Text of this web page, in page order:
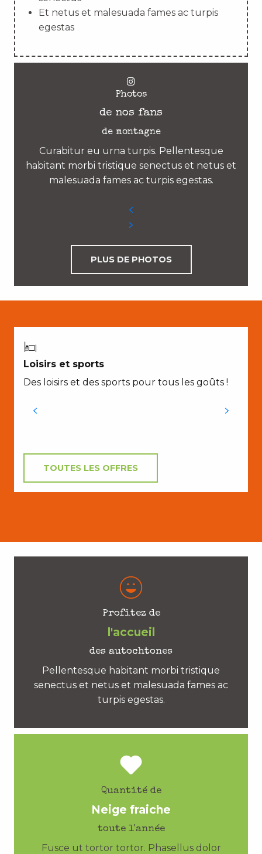
Et netus et malesuada fames ac turpis
egestas
Photos
de nos fans
de montagne
Curabitur eu urna turpis. Pellentesque
habitant morbi tristique senectus et netus et
malesuada fames ac turpis egestas.
PLUS DE PHOTOS
Loisirs et sports
Des loisirs et des sports pour tous les goûts !
TOUTES LES OFFRES
Profitez de
l'accueil
des autochtones
Pellentesque habitant morbi tristique
senectus et netus et malesuada fames ac
turpis egestas.
Quantité de
Neige fraiche
toute l'année
Fusce ut tortor tortor. Phasellus dolor